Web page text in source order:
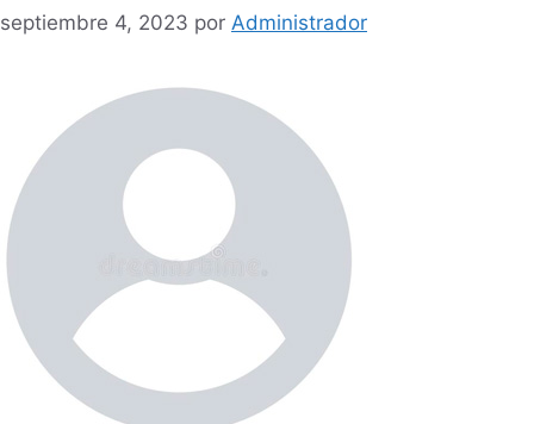
septiembre 4, 2023 por Administrador